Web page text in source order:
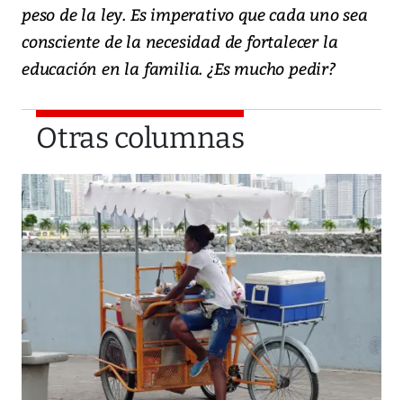
peso de la ley. Es imperativo que cada uno sea
consciente de la necesidad de fortalecer la
educación en la familia. ¿Es mucho pedir?
Otras columnas